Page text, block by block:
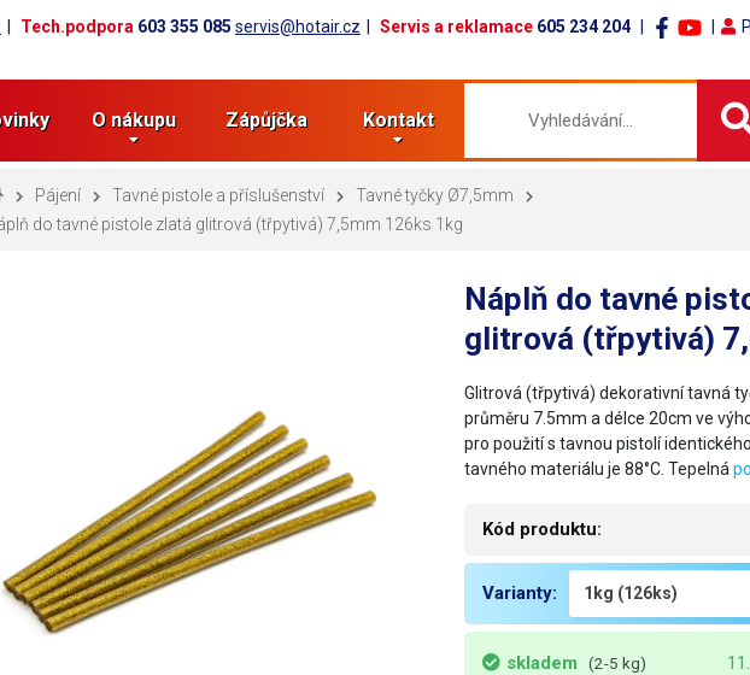
Tech.podpora 603 355 085 servis@hotair.cz Servis a reklamace 605 234 204
O nákupu Zápůjčka Kontakt
Pájení Tavné pistole a příslušenství
Tavné tyčky Ø7,5mm
do tavné pistole zlatá glitrová (třpytivá) 7,5mm 126ks 1kg
Náplň do tavné
glitrová (třpytivá)
Glitrová (třpytivá) dekorativní tavná
průměru 7.5mm a délce 20cm ve
pro použití s tavnou pistolí
tavného materiálu je 88°C. Tepelná
Kód produktu:
Varianty:
skladem (2-5 kg)